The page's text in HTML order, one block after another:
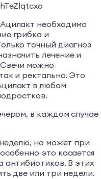
необходимо
грибка и
точный диагноз
лечение и
Свечи можно
и ректально. Это
в любом
в каждом случае
но может при
это касается
антибиотиков. В этих
две или три недели.